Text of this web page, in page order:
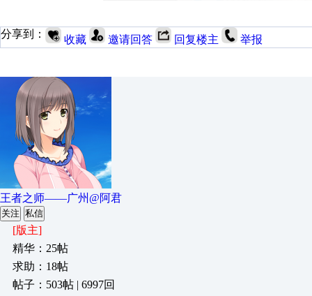
分享到： 收藏 邀请回答 回复楼主 举报
王者之师——广州@阿君
关注 私信
[版主]
精华：25帖
求助：18帖
帖子：503帖 | 6997回